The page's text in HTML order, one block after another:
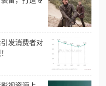
发消费者对